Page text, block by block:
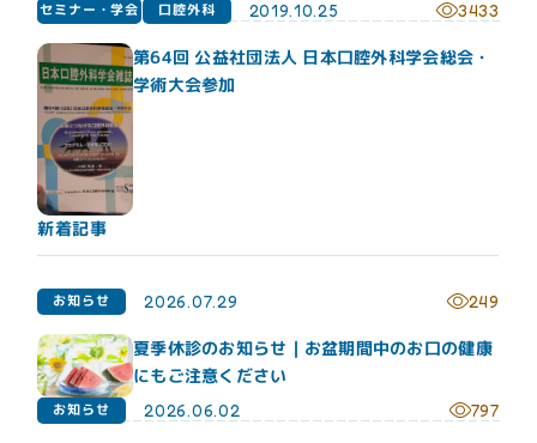
セミナー・学会 口腔外科 2019.10.25 3433
第64回 公益社団法人 日本口腔外科学会総会・
学術大会参加
新着記事
お知らせ 2026.07.29 249
夏季休診のお知らせ｜お盆期間中のお口の健康
にもご注意ください
お知らせ 2026.06.02 797